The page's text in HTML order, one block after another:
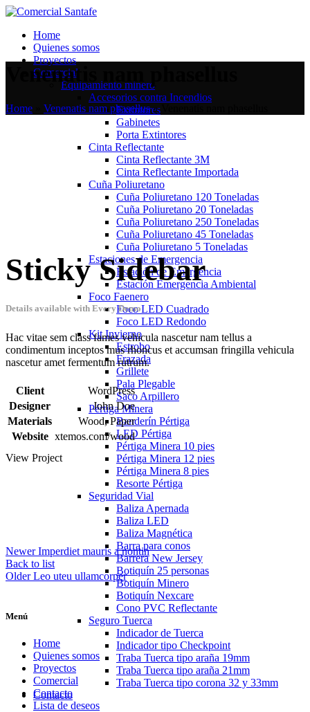
Home
Quienes somos
Proyectos
Comercial
Equipamiento minero
Accesorios contra Incendios
Extintores
Gabinetes
Porta Extintores
Cinta Reflectante
Cinta Reflectante 3M
Cinta Reflectante Importada
Cuña Poliuretano
Cuña Poliuretano 120 Toneladas
Cuña Poliuretano 20 Toneladas
Cuña Poliuretano 250 Toneladas
Cuña Poliuretano 45 Toneladas
Cuña Poliuretano 5 Toneladas
Estaciones de Emergencia
Estación de Emergencia
Estación Emergencia Ambiental
Foco Faenero
Foco LED Cuadrado
Foco LED Redondo
Kit Invierno
Estrobo
Frazada
Grillete
Pala Plegable
Saco Arpillero
Pértiga Minera
Banderín Pértiga
LED Pértiga
Pértiga Minera 10 pies
Pértiga Minera 12 pies
Pértiga Minera 8 pies
Resorte Pértiga
Seguridad Vial
Baliza Apernada
Baliza LED
Baliza Magnética
Barra para conos
Barrera New Jersey
Botiquín 25 personas
Botiquín Minero
Botiquín Nexcare
Cono PVC Reflectante
Seguro Tuerca
Indicador de Tuerca
Indicador tipo Checkpoint
Traba Tuerca tipo araña 19mm
Traba Tuerca tipo araña 21mm
Traba Tuerca tipo corona 32 y 33mm
Contacto
Venenatis nam phasellus
Home Venenatis nam phasellus»
Sticky Sidebar
Details available with Every Demo
Hac vitae sem class fames vehicula nascetur nam tellus a
condimentum inceptos mus rhoncus et accumsan fringilla vehicula
nascetur amet fermentum rutrum.
Client
WordPress
Designer
John Doe
Materials
Wood, Paper
Website xtemos.com/wood
View Project
Newer Imperdiet mauris a nontin
Back to list
Older Leo uteu ullamcorper
Menú
Home
Quienes somos
Proyectos
Comercial
Contacto
Lista de deseos